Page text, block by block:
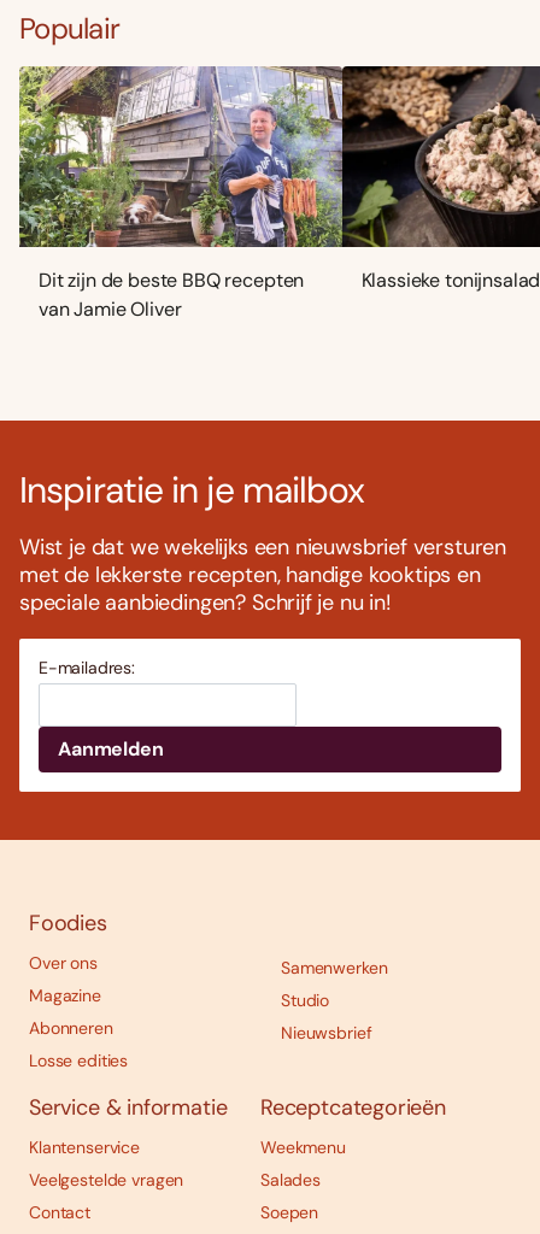
Populair
Dit zijn de beste BBQ recepten
van Jamie Oliver
Klassieke
Inspiratie in je mailbox
Wist je dat we wekelijks een nieuwsbrief versturen
met de lekkerste recepten, handige kooktips en
speciale aanbiedingen? Schrijf je nu in!
E-mailadres:
Foodies
Over ons
Magazine
Abonneren
Losse edities
Samenwerken
Studio
Nieuwsbrief
Service & informatie
Klantenservice
Veelgestelde vragen
Contact
Receptcategorieën
Weekmenu
Salades
Soepen